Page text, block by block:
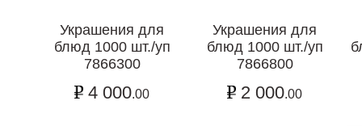
Украшения для
блюд 1000 шт./уп
7866300
4 000.00
Украшения для
блюд 1000 шт./уп
7866800
2 000.00